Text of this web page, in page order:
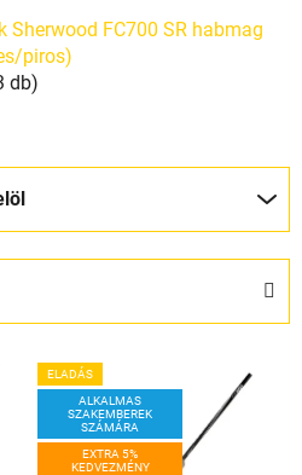
Sherwood FC700 SR habmag
piros)
db)
ELADÁS
ALKALMAS
SZAKEMBEREK
SZÁMÁRA
EXTRA 5%
KEDVEZMÉNY